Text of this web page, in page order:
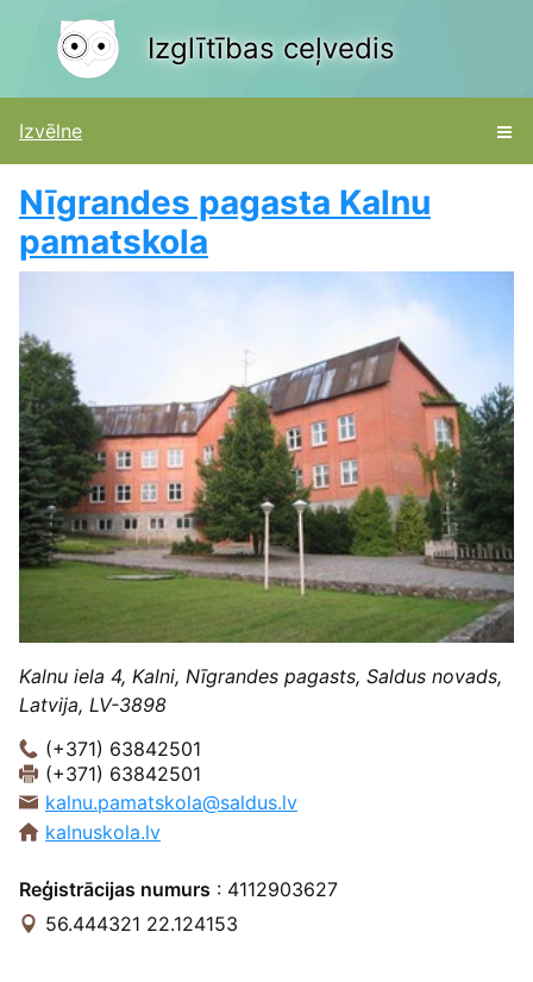
Izglītības ceļvedis
Izvēlne
Nīgrandes pagasta Kalnu
pamatskola
Kalnu iela 4, Kalni, Nīgrandes pagasts, Saldus novads,
Latvija, LV-3898
(+371) 63842501
(+371) 63842501
kalnu.pamatskola@saldus.lv
kalnuskola.lv
Reģistrācijas numurs : 4112903627
56.444321 22.124153